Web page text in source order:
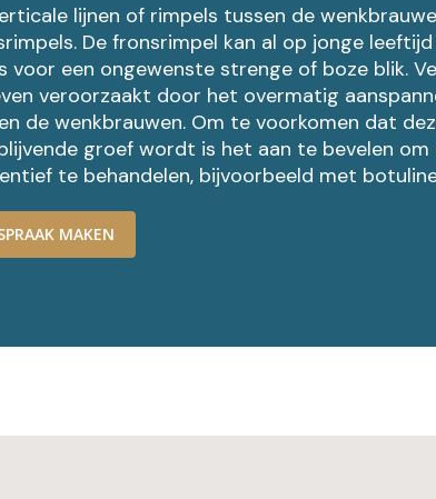
lijnen of rimpels tussen de
De fronsrimpel kan al op jonge
voor een ongewenste strenge of boze blik.
veroorzaakt door het overmatig
de wenkbrauwen. Om te voorkomen dat
groef wordt is het aan te bevelen
te behandelen, bijvoorbeeld met
MAKEN